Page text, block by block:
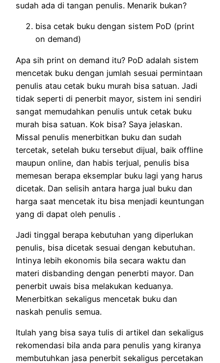
sudah ada di tangan penulis. Menarik bukan?
bisa cetak buku dengan sistem PoD (print
on demand)
Apa sih print on demand itu? PoD adalah sistem
mencetak buku dengan jumlah sesuai permintaan
penulis atau cetak buku murah bisa satuan. Jadi
tidak seperti di penerbit mayor, sistem ini sendiri
sangat memudahkan penulis untuk cetak buku
murah bisa satuan. Kok bisa? Saya jelaskan.
Missal penulis menerbitkan buku dan sudah
tercetak, setelah buku tersebut dijual, baik offline
maupun online, dan habis terjual, penulis bisa
memesan berapa eksemplar buku lagi yang harus
dicetak. Dan selisih antara harga jual buku dan
harga saat mencetak itu bisa menjadi keuntungan
yang di dapat oleh penulis .
Jadi tinggal berapa kebutuhan yang diperlukan
penulis, bisa dicetak sesuai dengan kebutuhan.
Intinya lebih ekonomis bila secara waktu dan
materi disbanding dengan penerbti mayor. Dan
penerbit uwais bisa melakukan keduanya.
Menerbitkan sekaligus mencetak buku dan
naskah penulis semua.
Itulah yang bisa saya tulis di artikel dan sekaligus
rekomendasi bila anda para penulis yang kiranya
membutuhkan jasa penerbit sekaligus percetakan